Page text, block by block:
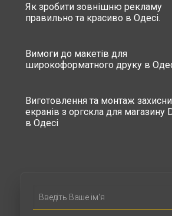
Як зробити зовнішню рекламу
правильно та красиво в Одесі.
Вимоги до макетів для
широкоформатного друку в
Виготовлення та монтаж
екранів з оргскла для магазину
в Одесі